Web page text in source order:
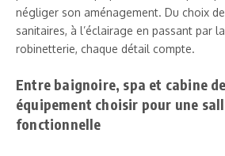
négliger son aménagement. Du choix
sanitaires, à l’éclairage en passant par
robinetterie, chaque détail compte.
Entre baignoire, spa et cabine
équipement choisir pour une
fonctionnelle